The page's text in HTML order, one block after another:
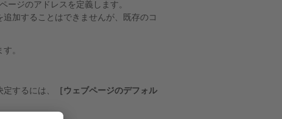
ージのアドレスを定義します。
加することはできませんが、既存のコ
。
するには、
［ウェブページのデフォル